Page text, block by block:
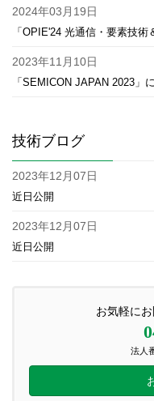
2024年03月19日
「OPIE'24 光通信・要素技
2023年11月10日
「SEMICON JAPAN 2023」
技術ブログ
2023年12月07日
近日公開
2023年12月07日
近日公開
お気軽にお
法人